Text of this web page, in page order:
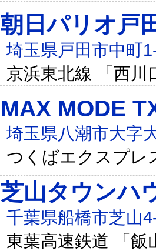
朝日パリオ戸
埼玉県戸田市中町
京浜東北線 「西川
MAX MODE
埼玉県八潮市大字
つくばエクスプレ
芝山タウンハ
千葉県船橋市芝山
東葉高速鉄道 「飯